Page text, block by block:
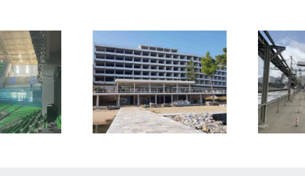
ενός
στη
Χαλκίδα
Αποκαταστάσεις και
ενισχύσεις μεταλλικών
βάθρων γέφυρας